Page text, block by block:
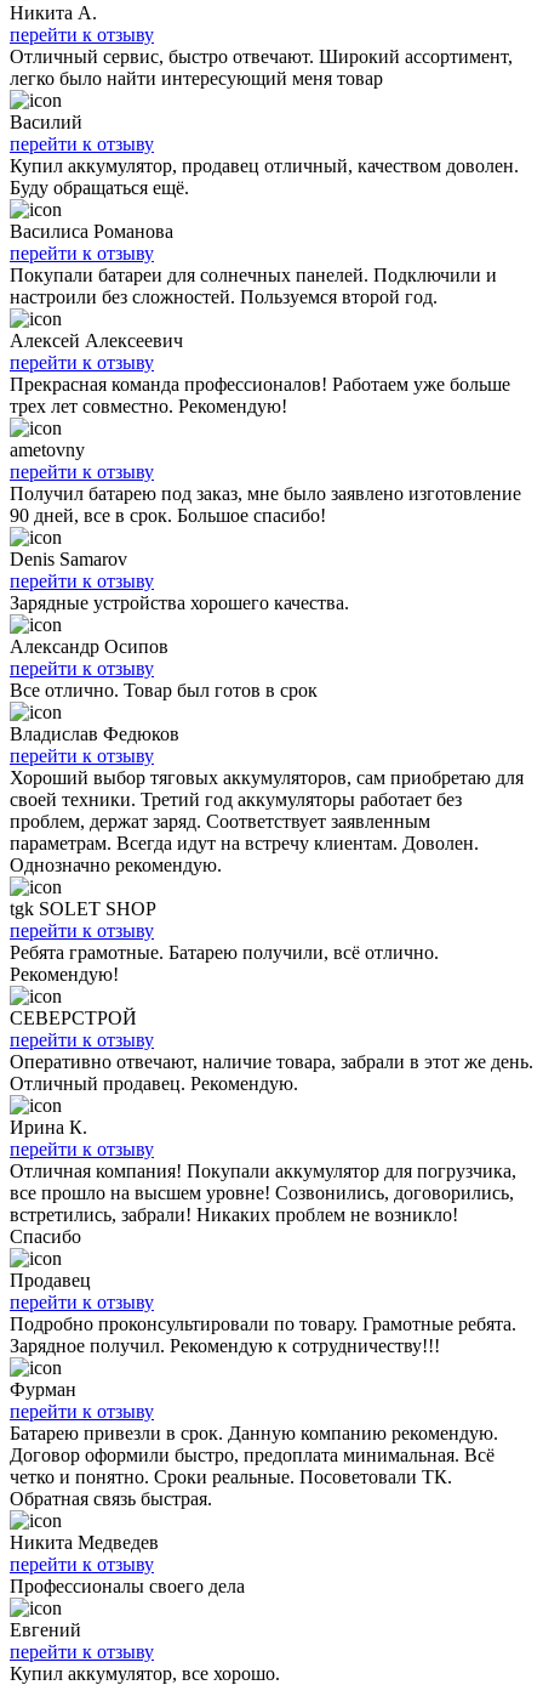
Никита А.
перейти к отзыву
Отличный сервис, быстро отвечают. Широкий ассортимент,
легко было найти интересующий меня товар
Василий
перейти к отзыву
Купил аккумулятор, продавец отличный, качеством доволен.
Буду обращаться ещё.
Василиса Романова
перейти к отзыву
Покупали батареи для солнечных панелей. Подключили и
настроили без сложностей. Пользуемся второй год.
Алексей Алексеевич
перейти к отзыву
Прекрасная команда профессионалов! Работаем уже больше
трех лет совместно. Рекомендую!
ametovny
перейти к отзыву
Получил батарею под заказ, мне было заявлено изготовление
90 дней, все в срок. Большое спасибо!
Denis Samarov
перейти к отзыву
Зарядные устройства хорошего качества.
Александр Осипов
перейти к отзыву
Все отлично. Товар был готов в срок
Владислав Федюков
перейти к отзыву
Хороший выбор тяговых аккумуляторов, сам приобретаю для
своей техники. Третий год аккумуляторы работает без
проблем, держат заряд. Соответствует заявленным
параметрам. Всегда идут на встречу клиентам. Доволен.
Однозначно рекомендую.
tgk SOLET SHOP
перейти к отзыву
Ребята грамотные. Батарею получили, всё отлично.
Рекомендую!
СЕВЕРСТРОЙ
перейти к отзыву
Оперативно отвечают, наличие товара, забрали в этот же день.
Отличный продавец. Рекомендую.
Ирина К.
перейти к отзыву
Отличная компания! Покупали аккумулятор для погрузчика,
все прошло на высшем уровне! Созвонились, договорились,
встретились, забрали! Никаких проблем не возникло!
Спасибо
Продавец
перейти к отзыву
Подробно проконсультировали по товару. Грамотные ребята.
Зарядное получил. Рекомендую к сотрудничеству!!!
Фурман
перейти к отзыву
Батарею привезли в срок. Данную компанию рекомендую.
Договор оформили быстро, предоплата минимальная. Всё
четко и понятно. Сроки реальные. Посоветовали ТК.
Обратная связь быстрая.
Никита Медведев
перейти к отзыву
Профессионалы своего дела
Евгений
перейти к отзыву
Купил аккумулятор, все хорошо.